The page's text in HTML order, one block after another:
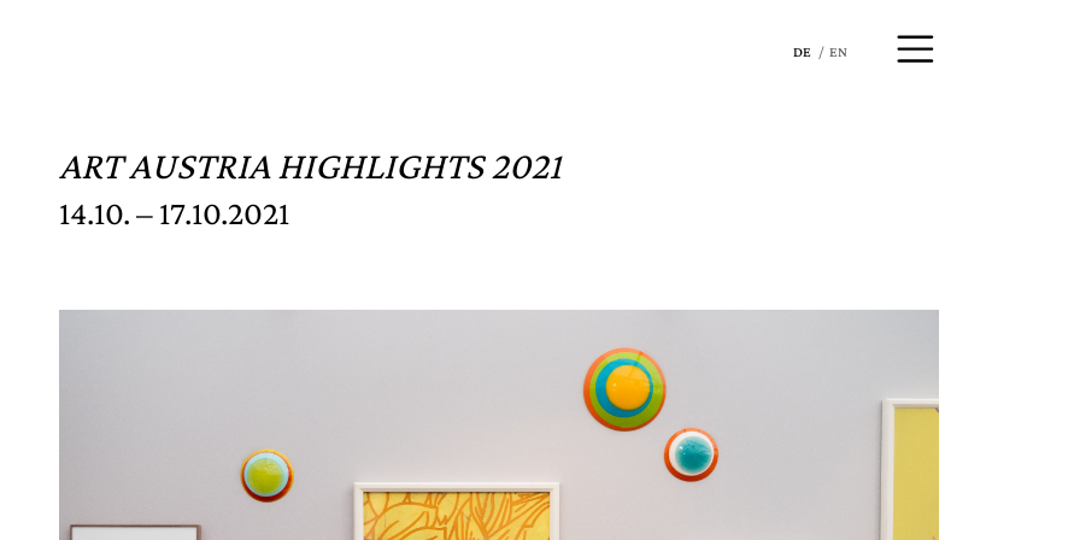
DE EN
ART AUSTRIA HIGHLIGHTS 2021
14.10. – 17.10.2021